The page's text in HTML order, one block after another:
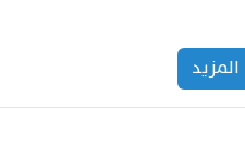
المزید